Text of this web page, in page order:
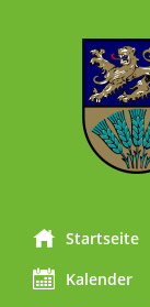
Startseite
Kalender